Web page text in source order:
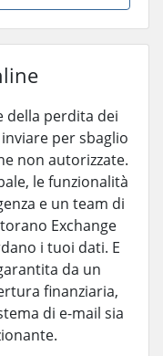
della perdita dei
per sbaglio
non autorizzate.
le funzionalità
e un team di
Exchange
i tuoi dati. E
da un
finanziaria,
di e-mail sia